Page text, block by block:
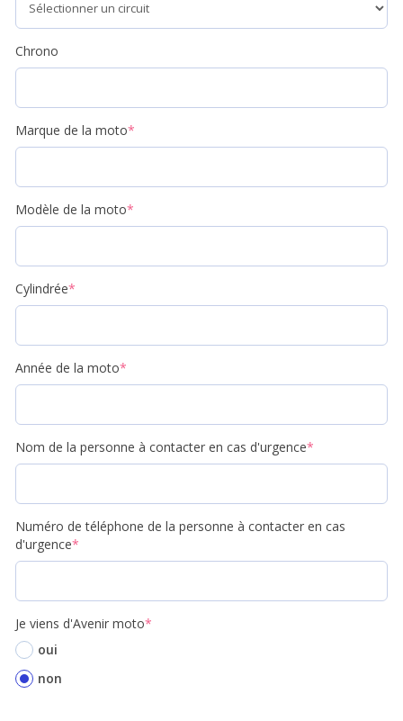
Chrono
Marque de la moto*
Modèle de la moto*
Cylindrée*
Année de la moto*
Nom de la personne à contacter en cas d'urgence*
Numéro de téléphone de la personne à contacter en cas
d'urgence*
Je viens d'Avenir moto*
oui
non